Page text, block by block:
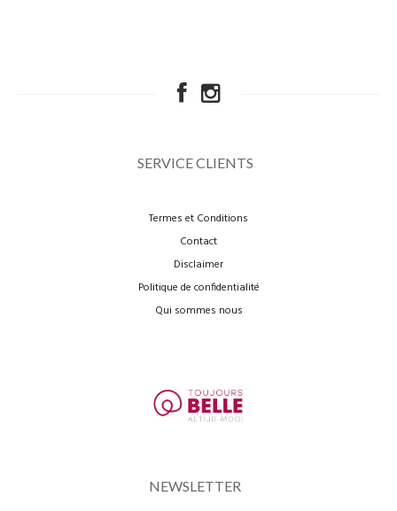
SERVICE CLIENTS
Termes et Conditions
Contact
Disclaimer
Politique de confidentialité
Qui sommes nous
NEWSLETTER